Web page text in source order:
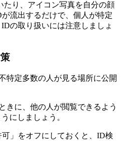
り、アイコン写真を自分の顔
流出するだけで、個人が特定
の取り扱いには注意しましょ
特定多数の人が見る場所に公開
きに、他の人が閲覧できるよう
にしましょう。
可」をオフにしておくと、ID検